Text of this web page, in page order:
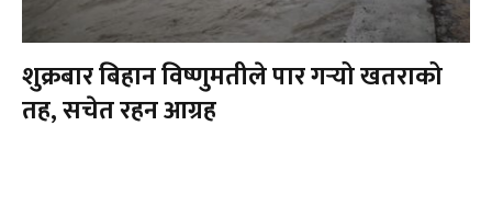
शुक्रबार बिहान विष्णुमतीले पार गर्‍यो खतराको
तह, सचेत रहन आग्रह